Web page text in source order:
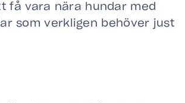
få vara nära hundar med
som verkligen behöver just